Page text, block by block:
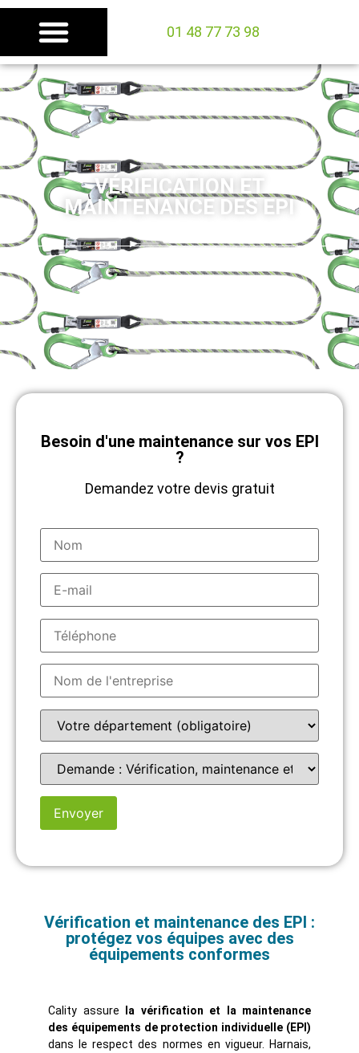
01 48 77 73 98
VÉRIFICATION ET
MAINTENANCE DES EPI
Vérification et maintenance des EPI :
protégez vos équipes avec des
équipements conformes
Cality assure
la vérification et la maintenance
des équipements de protection individuelle (EPI)
dans le respect des normes en vigueur. Harnais,
Besoin d'une maintenance sur vos EPI
?
Demandez votre devis gratuit